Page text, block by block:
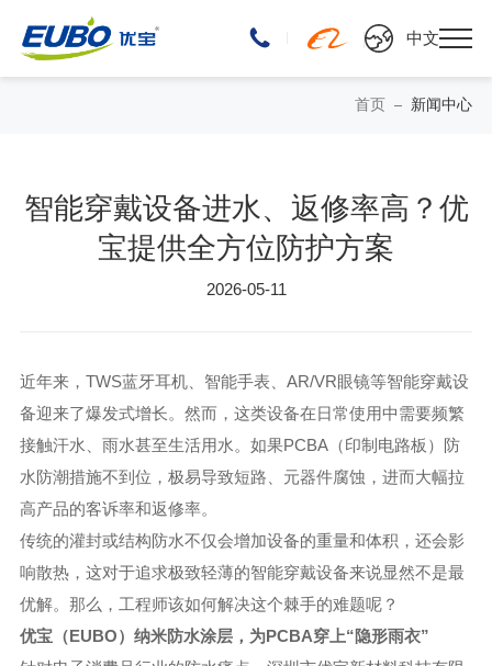
中文
首页 新闻中心
智能穿戴设备进水、返修率高？优
宝提供全方位防护方案
2026-05-11
近年来，TWS蓝牙耳机、智能手表、AR/VR眼镜等智能穿戴设
备迎来了爆发式增长。然而，这类设备在日常使用中需要频繁
接触汗水、雨水甚至生活用水。如果PCBA（印制电路板）防
水防潮措施不到位，极易导致短路、元器件腐蚀，进而大幅拉
高产品的客诉率和返修率。
传统的灌封或结构防水不仅会增加设备的重量和体积，还会影
响散热，这对于追求极致轻薄的智能穿戴设备来说显然不是最
优解。那么，工程师该如何解决这个棘手的难题呢？
优宝（EUBO）纳米防水涂层，为PCBA穿上“隐形雨衣”